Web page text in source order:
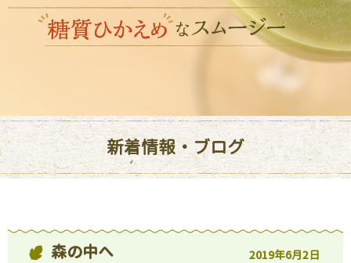
新着情報・ブログ
森の中へ 2019年6月2日